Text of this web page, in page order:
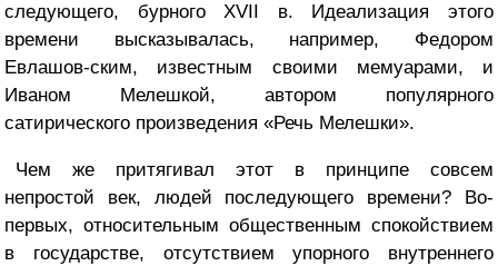
следующего, бурного XVII в. Идеализация этого
времени высказывалась, например, Федором
Евлашов-ским, известным своими мемуарами, и
Иваном Мелешкой, автором популярного
сатирического произведения «Речь Мелешки».
Чем же притягивал этот в принципе совсем
непростой век, людей последующего времени? Во-
первых, относительным общественным спокойствием
в государстве, отсутствием упорного внутреннего